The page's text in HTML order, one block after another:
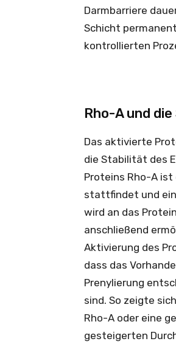
Darmbarriere
Schicht
kontrollierten
Rho-A und
Das aktivierte
die Stabilität des
Proteins Rho-A ist
stattfindet und
wird an das
anschließend
Aktivierung des
dass das
Prenylierung
sind. So zeigte
Rho-A oder eine
gesteigerten